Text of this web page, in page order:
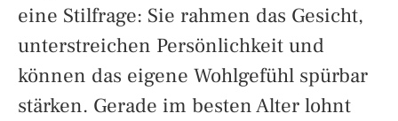
eine Stilfrage: Sie rahmen das Gesicht,
unterstreichen Persönlichkeit und
können das eigene Wohlgefühl spürbar
stärken. Gerade im besten Alter lohnt